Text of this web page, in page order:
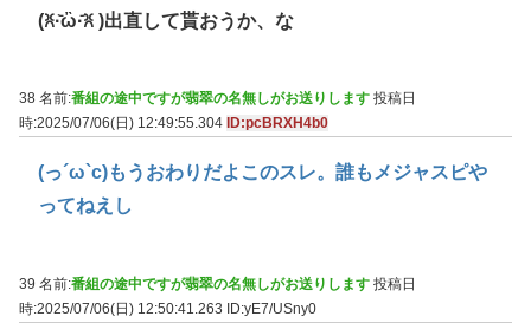
(ꐦ·᷅ὢ·᷄ꐦ )出直して貰おうか、な
38 名前:番組の途中ですが翡翠の名無しがお送りします 投稿日
時:2025/07/06(日) 12:49:55.304 ID:pcBRXH4b0
(っ´ω`c)もうおわりだよこのスレ。誰もメジャスピや
ってねえし
39 名前:番組の途中ですが翡翠の名無しがお送りします 投稿日
時:2025/07/06(日) 12:50:41.263
ID:yE7/USny0